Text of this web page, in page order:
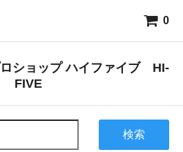
0
ショップ ハイファイブ HI-
FIVE
検索